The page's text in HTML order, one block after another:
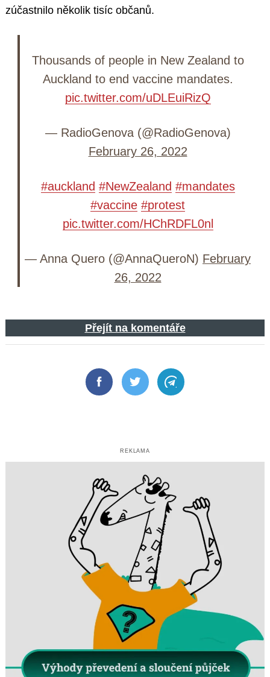
zúčastnilo několik tisíc občanů.
Thousands of people in New Zealand to
Auckland to end vaccine mandates.
pic.twitter.com/uDLEuiRizQ
— RadioGenova (@RadioGenova)
February 26, 2022
#auckland #NewZealand #mandates
#vaccine #protest
pic.twitter.com/HChRDFL0nl
— Anna Quero (@AnnaQueroN) February
26, 2022
Přejít na komentáře
FacebookTwitter Telegram
REKLAMA